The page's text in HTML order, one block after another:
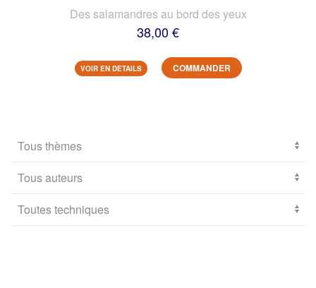
Des salamandres au bord des yeux
38,00 €
VOIR EN DETAILS COMMANDER